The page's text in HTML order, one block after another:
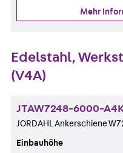
Mehr
Edelstahl,
(V4A)
JTAW7248-6000-
JORDAHL Ankerschiene
Einbauhöhe